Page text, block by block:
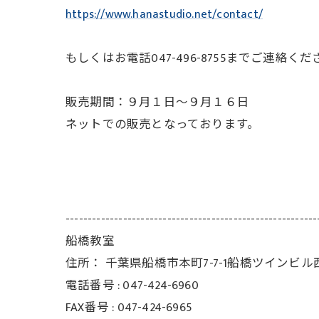
https://www.hanastudio.net/contact/
もしくはお電話047-496-8755までご連絡くだ
販売期間：９月１日～９月１６日
ネットでの販売となっております。
船橋教室
住所： 千葉県船橋市本町7-7-1船橋ツインビル
電話番号 :047-424-6960
FAX番号 : 047-424-6965